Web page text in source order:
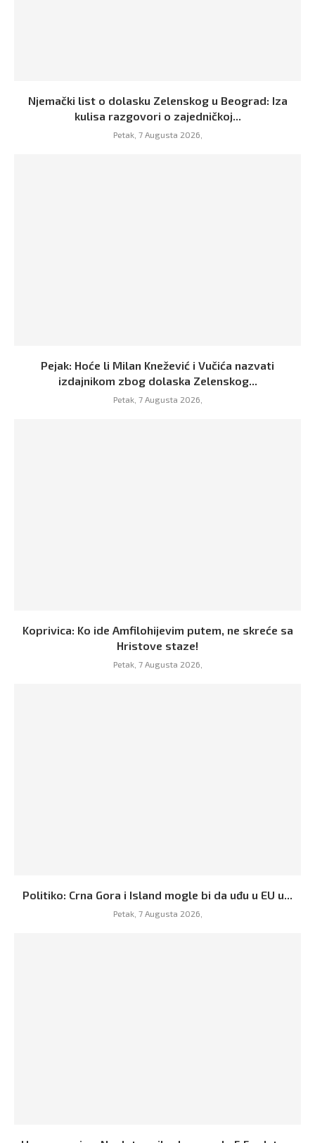
Njemački list o dolasku Zelenskog u Beograd: Iza
kulisa razgovori o zajedničkoj...
Petak, 7 Augusta 2026,
Pejak: Hoće li Milan Knežević i Vučića nazvati
izdajnikom zbog dolaska Zelenskog...
Petak, 7 Augusta 2026,
Koprivica: Ko ide Amfilohijevim putem, ne skreće sa
Hristove staze!
Petak, 7 Augusta 2026,
Politiko: Crna Gora i Island mogle bi da uđu u EU u...
Petak, 7 Augusta 2026,